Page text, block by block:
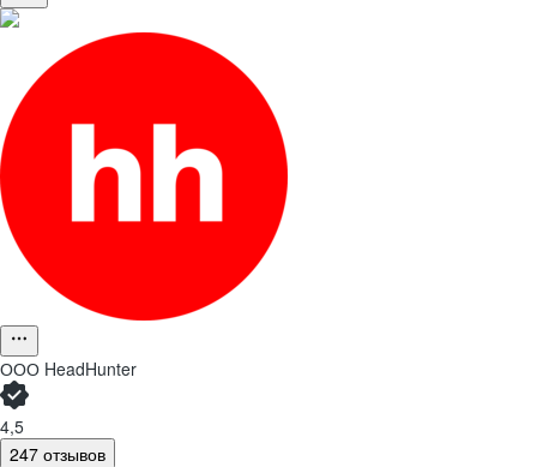
ООО HeadHunter
4,5
247 отзывов